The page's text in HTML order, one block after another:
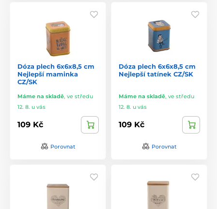
Dóza plech 6x6x8,5 cm
Nejlepší maminka
CZ/SK
Máme na skladě, ve středu
12. 8. u vás
109 Kč
Porovnat
Dóza plech 6x6x8,5 cm
Nejlepší tatínek CZ/SK
Máme na skladě, ve středu
12. 8. u vás
109 Kč
Porovnat